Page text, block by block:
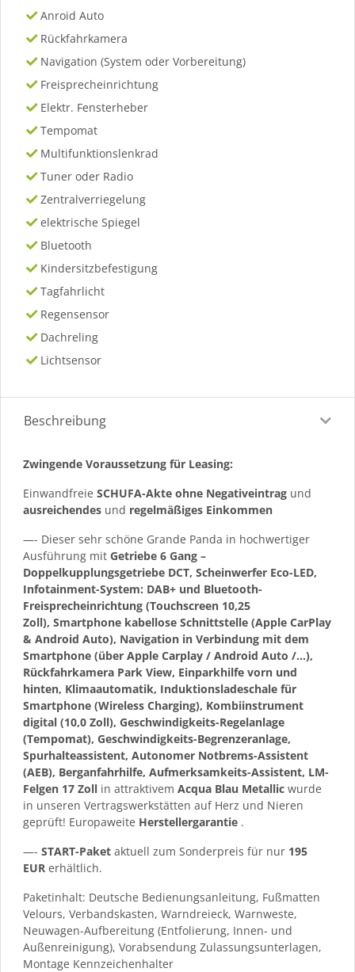
Anroid Auto
Rückfahrkamera
Navigation (System oder Vorbereitung)
Freisprecheinrichtung
Elektr. Fensterheber
Tempomat
Multifunktionslenkrad
Tuner oder Radio
Zentralverriegelung
elektrische Spiegel
Bluetooth
Kindersitzbefestigung
Tagfahrlicht
Regensensor
Dachreling
Lichtsensor
Beschreibung
Zwingende Voraussetzung für Leasing:
Einwandfreie SCHUFA-Akte ohne Negativeintrag und
ausreichendes und regelmäßiges Einkommen
—- Dieser sehr schöne Grande Panda in hochwertiger
Ausführung mit Getriebe 6 Gang –
Doppelkupplungsgetriebe DCT, Scheinwerfer Eco-LED,
Infotainment-System: DAB+ und Bluetooth-
Freisprecheinrichtung (Touchscreen 10,25
Zoll), Smartphone kabellose Schnittstelle (Apple CarPlay
& Android Auto), Navigation in Verbindung mit dem
Smartphone (über Apple Carplay / Android Auto /…),
Rückfahrkamera Park View, Einparkhilfe vorn und
hinten, Klimaautomatik, Induktionsladeschale für
Smartphone (Wireless Charging), Kombiinstrument
digital (10,0 Zoll), Geschwindigkeits-Regelanlage
(Tempomat), Geschwindigkeits-Begrenzeranlage,
Spurhalteassistent, Autonomer Notbrems-Assistent
(AEB), Berganfahrhilfe, Aufmerksamkeits-Assistent, LM-
Felgen 17 Zoll in attraktivem Acqua Blau Metallic wurde
in unseren Vertragswerkstätten auf Herz und Nieren
geprüft! Europaweite Herstellergarantie .
—- START-Paket aktuell zum Sonderpreis für nur 195
EUR erhältlich.
Paketinhalt: Deutsche Bedienungsanleitung, Fußmatten
Velours, Verbandskasten, Warndreieck, Warnweste,
Neuwagen-Aufbereitung (Entfolierung, Innen- und
Außenreinigung), Vorabsendung Zulassungsunterlagen,
Montage Kennzeichenhalter